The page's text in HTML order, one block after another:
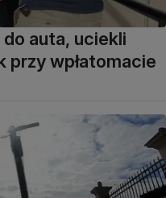
auta, uciekli
przy wpłatomacie